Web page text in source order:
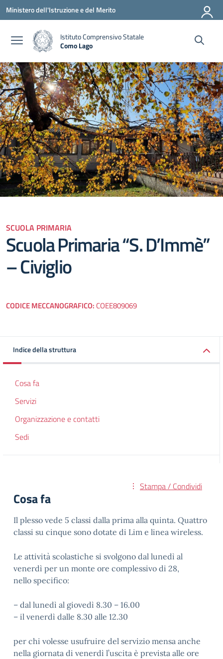
Vai ai contenuti
Vai al menu di navigazione
Vai al footer
Ministero dell'Istruzione e del Merito
Istituto Comprensivo Statale
Como Lago
— Visita la pagina iniziale della scuola
SCUOLA PRIMARIA
Scuola Primaria “S. D’Immè”
– Civiglio
CODICE MECCANOGRAFICO: COEE809069
Indice della struttura
Cosa fa
Servizi
Organizzazione e contatti
Sedi
Stampa / Condividi
Cosa fa
Il plesso vede 5 classi dalla prima alla quinta. Quattro
classi su cinque sono dotate di Lim e linea wireless.
Le attività scolastiche si svolgono dal lunedì al
venerdì per un monte ore complessivo di 28,
nello specifico:
– dal lunedì al giovedì 8.30 – 16.00
– il venerdì dalle 8.30 alle 12.30
per chi volesse usufruire del servizio mensa anche
nella giornata di venerdì l’uscita è prevista alle ore